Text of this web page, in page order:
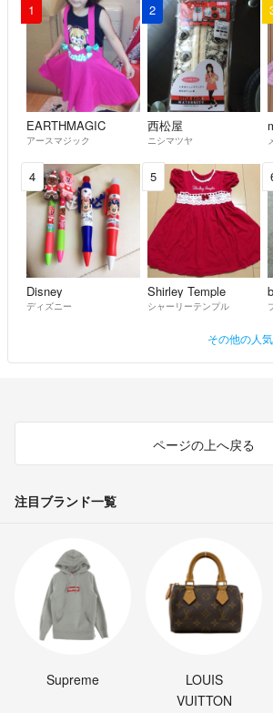
今まで1度も経験がないのですが😨
責任は一切お受けする事はできません。
返金、返品もトラブル防止の為お断りさせて頂
できる限りの梱包はさせて頂いております💦
ご心配でしたら追加料金にはなりますが、発送
ておりますので、ご理解の上ご購入ご協力、宜
1
EARTHMAGIC
アースマジック
2
西松屋
ニシマツヤ
4
Disney
ディズニー
5
Shirley Temple
シャーリーテンプル
その他の人
ページの上へ戻る
注目ブランド一覧
Supreme
LOUIS
VUITTON